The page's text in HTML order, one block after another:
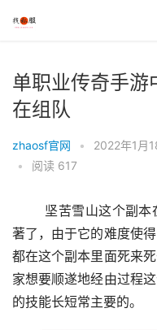
单职业传奇手游
在组队
zhaosf官网 • 2022年1月
•
阅读 617
坚苦雪山这个副本
著了，由于它的难度使
都在这个副本里面死来
家想要顺遂地经由过程
的技能长短常主要的。